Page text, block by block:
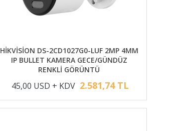
HİKVİSİON DS-2CD1027G0-LUF 2MP 4MM
IP BULLET KAMERA GECE/GÜNDÜZ
RENKLİ GÖRÜNTÜ
45,00 USD + KDV 2.581,74 TL